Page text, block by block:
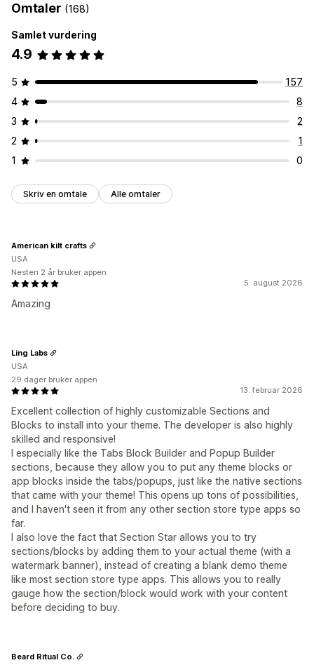
Vanlige spørsmål
Bunntekst
Popup-vinduer
Prissider
Egendefinerte skrifttyper
Mobilresponsiv
Omtaler (168)
Samlet vurdering
4.9
5
157
4
8
3
2
2
1
1
0
Skriv en omtale Alle omtaler
5. august 2026
Amazing
American kilt crafts
USA
Nesten 2 år bruker appen
13. februar 2026
Excellent collection of highly customizable Sections and
Blocks to install into your theme. The developer is also highly
skilled and responsive!
I especially like the Tabs Block Builder and Popup Builder
sections, because they allow you to put any theme blocks or
app blocks inside the tabs/popups, just like the native sections
that came with your theme! This opens up tons of possibilities,
and I haven't seen it from any other section store type apps so
far.
I also love the fact that Section Star allows you to try
sections/blocks by adding them to your actual theme (with a
watermark banner), instead of creating a blank demo theme
like most section store type apps. This allows you to really
gauge how the section/block would work with your content
before deciding to buy.
Ling Labs
USA
29 dager bruker appen
Beard Ritual Co.